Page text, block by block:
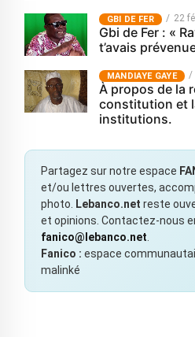
GBI DE FER 22
Gbi de Fer : «
t’avais
MANDIAYE GAYE
À propos de la
constitution et
institutions.
Partagez sur notre espace
et/ou lettres ouvertes,
photo. Lebanco.net reste
et opinions. Contactez-nous
fanico@lebanco.net.
Fanico : espace
malinké